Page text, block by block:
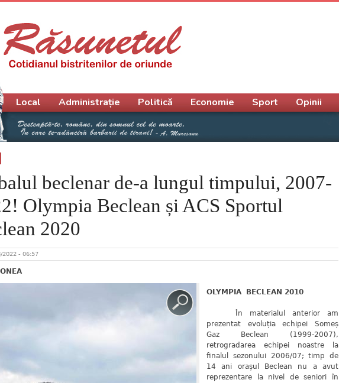
beclenar de-a lungul timpului, 2007-
Olympia Beclean și ACS Sportul
2020
2022 - 06:57
OLYMPIA BECLEAN 2010
În materialul anterior am
prezentat evoluția echipei Someș
Gaz Beclean (1999-2007),
retrogradarea echipei noastre la
finalul sezonului 2006/07; timp de
14 ani orașul Beclean nu a avut
reprezentare la nivel de seniori în
Local Administrație Politică Economie Sport Opinii